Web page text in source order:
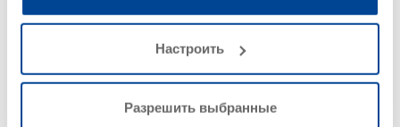
Настроить
Разрешить выбранные
Область применения